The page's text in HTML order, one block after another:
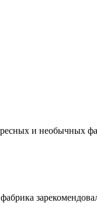
и необычных